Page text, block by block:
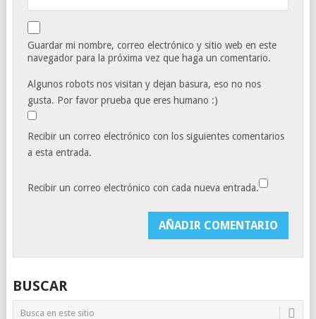
Guardar mi nombre, correo electrónico y sitio web en este
navegador para la próxima vez que haga un comentario.
Algunos robots nos visitan y dejan basura, eso no nos
gusta. Por favor prueba que eres humano :)
Recibir un correo electrónico con los siguientes comentarios
a esta entrada.
Recibir un correo electrónico con cada nueva entrada.
BUSCAR